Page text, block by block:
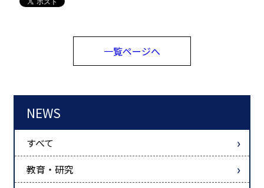
一覧ページへ
NEWS
すべて
教育・研究